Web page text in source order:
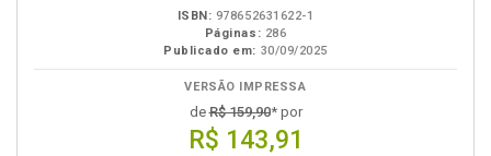
ISBN: 978652631622-1
Páginas: 286
Publicado em: 30/09/2025
VERSÃO IMPRESSA
deR$ 159,90* por
R$ 143,91